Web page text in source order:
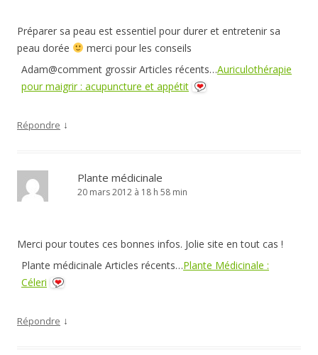
Préparer sa peau est essentiel pour durer et entretenir sa
peau dorée
merci pour les conseils
Adam@comment grossir Articles récents…Auriculothérapie
pour maigrir : acupuncture et appétit
Répondre ↓
Plante médicinale
20 mars 2012 à 18 h 58 min
Merci pour toutes ces bonnes infos. Jolie site en tout cas !
Plante médicinale Articles récents…Plante Médicinale :
Céleri
Répondre ↓